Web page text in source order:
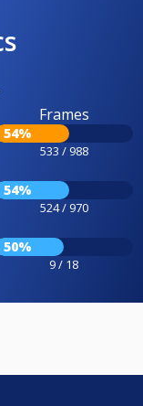
Frames
54%
533 / 988
54%
524 / 970
50%
9 / 18